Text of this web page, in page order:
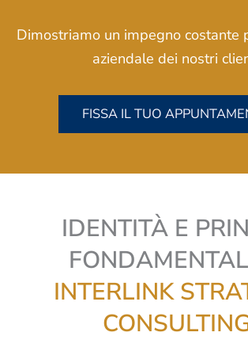
Dimostriamo un impegno costante
aziendale dei nostri
FISSA IL TUO
IDENTITÀ E
INTERLINK